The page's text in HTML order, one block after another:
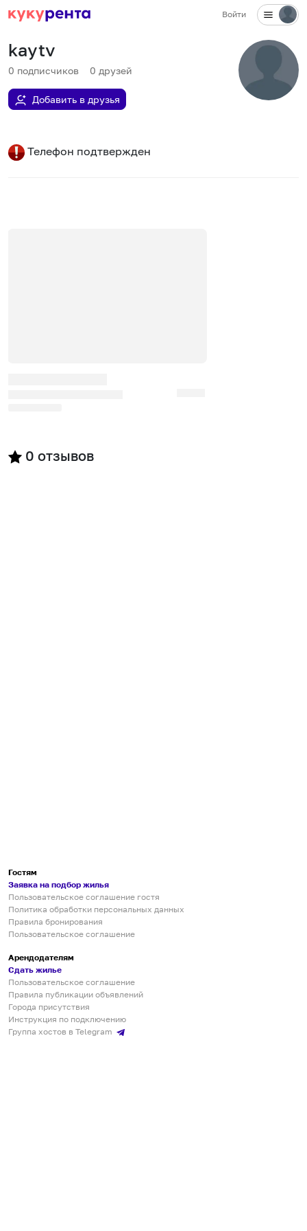
Войти
kaytv
0 подписчиков 0 друзей
Добавить в друзья
Телефон подтвержден
0 отзывов
Гостям
Заявка на подбор жилья
Пользовательское соглашение гостя
Политика обработки персональных данных
Правила бронирования
Пользовательское соглашение
Арендодателям
Сдать жилье
Пользовательское соглашение
Правила публикации объявлений
Города присутствия
Инструкция по подключению
Группа хостов в Telegram